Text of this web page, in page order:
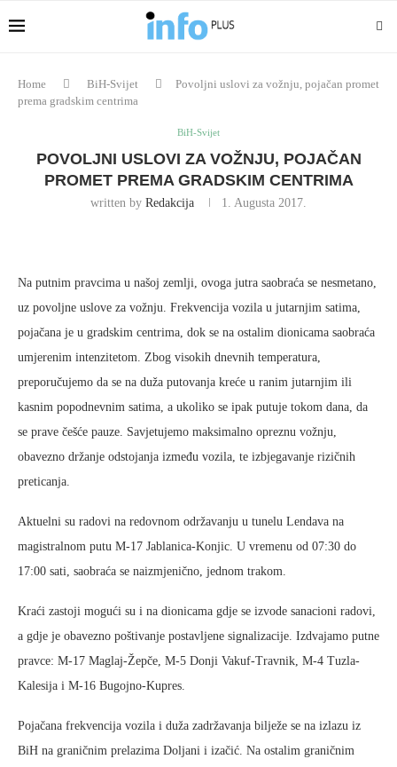
Home BiH-Svijet
Povoljni uslovi za vožnju, pojačan promet
prema gradskim centrima
BiH-Svijet
POVOLJNI USLOVI ZA VOŽNJU, POJAČAN
PROMET PREMA GRADSKIM CENTRIMA
written by Redakcija 1. Augusta 2017.
Na putnim pravcima u našoj zemlji, ovoga jutra saobraća se nesmetano,
uz povoljne uslove za vožnju. Frekvencija vozila u jutarnjim satima,
pojačana je u gradskim centrima, dok se na ostalim dionicama saobraća
umjerenim intenzitetom. Zbog visokih dnevnih temperatura,
preporučujemo da se na duža putovanja kreće u ranim jutarnjim ili
kasnim popodnevnim satima, a ukoliko se ipak putuje tokom dana, da
se prave češće pauze. Savjetujemo maksimalno opreznu vožnju,
obavezno držanje odstojanja između vozila, te izbjegavanje rizičnih
preticanja.
Aktuelni su radovi na redovnom održavanju u tunelu Lendava na
magistralnom putu M-17 Jablanica-Konjic. U vremenu od 07:30 do
17:00 sati, saobraća se naizmjenično, jednom trakom.
Kraći zastoji mogući su i na dionicama gdje se izvode sanacioni radovi,
a gdje je obavezno poštivanje postavljene signalizacije. Izdvajamo putne
pravce: M-17 Maglaj-Žepče, M-5 Donji Vakuf-Travnik, M-4 Tuzla-
Kalesija i M-16 Bugojno-Kupres.
Pojačana frekvencija vozila i duža zadržavanja bilježe se na izlazu iz
BiH na graničnim prelazima Doljani i izačić. Na ostalim graničnim